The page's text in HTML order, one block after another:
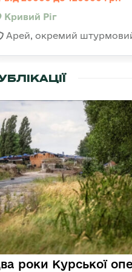
Кривий Ріг
Арей, окремий
роки Курської